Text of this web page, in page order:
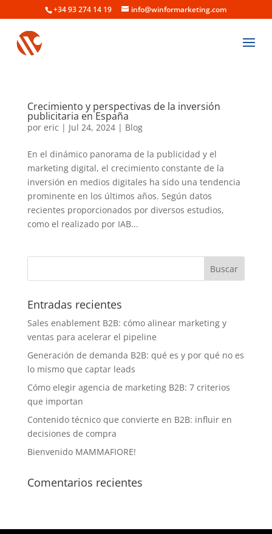
+34 93 274 14 19 info@winformarketing.com
Crecimiento y perspectivas de la inversión
publicitaria en España
por eric | Jul 24, 2024| Blog
En el dinámico panorama de la publicidad y el
marketing digital, el crecimiento constante de la
inversión en medios digitales ha sido una tendencia
prominente en los últimos años. Según datos
recientes proporcionados por diversos estudios,
como el realizado por IAB...
Entradas recientes
Sales enablement B2B: cómo alinear marketing y
ventas para acelerar el pipeline
Generación de demanda B2B: qué es y por qué no es
lo mismo que captar leads
Cómo elegir agencia de marketing B2B: 7 criterios
que importan
Contenido técnico que convierte en B2B: influir en
decisiones de compra
Bienvenido MAMMAFIORE!
Comentarios recientes